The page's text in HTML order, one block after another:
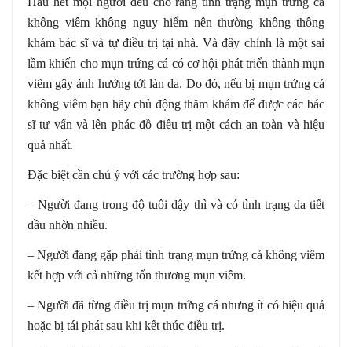
không viêm không nguy hiểm nên thường không thông
khám bác sĩ và tự điều trị tại nhà. Và đây chính là một sai
lầm khiến cho mụn trứng cá có cơ hội phát triển thành mụn
viêm gây ảnh hưởng tới làn da. Do đó, nếu bị mụn trứng cá
không viêm bạn hãy chủ động thăm khám để được các bác
sĩ tư vấn và lên phác đồ điều trị một cách an toàn và hiệu
quả nhất.
Đặc biệt cần chú ý với các trường hợp sau:
– Người đang trong độ tuổi dậy thì và có tình trạng da tiết
dầu nhờn nhiều.
– Người đang gặp phải tình trạng mụn trứng cá không viêm
kết hợp với cả những tổn thương mụn viêm.
– Người đã từng điều trị mụn trứng cá nhưng ít có hiệu quả
hoặc bị tái phát sau khi kết thúc điều trị.